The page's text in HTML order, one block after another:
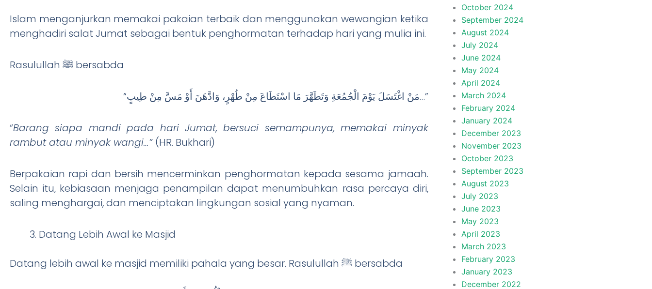
Islam menganjurkan memakai pakaian terbaik dan menggunakan wewangian ketika
menghadiri salat Jumat sebagai bentuk penghormatan terhadap hari yang mulia ini.
Rasulullah ﷺ bersabda
“مَنْ اغْتَسَلَ يَوْمَ الْجُمُعَةِ وَتَطَهَّرَ مَا اسْتَطَاعَ مِنْ طُهْرٍ، وَادَّهَنَ أَوْ مَسَّ مِنْ طِيبٍ…”
“Barang siapa mandi pada hari Jumat, bersuci semampunya, memakai minyak
rambut atau minyak wangi…” (HR. Bukhari)
Berpakaian rapi dan bersih mencerminkan penghormatan kepada sesama jamaah.
Selain itu, kebiasaan menjaga penampilan dapat menumbuhkan rasa percaya diri,
saling menghargai, dan menciptakan lingkungan sosial yang nyaman.
Datang Lebih Awal ke Masjid
Datang lebih awal ke masjid memiliki pahala yang besar. Rasulullah ﷺ bersabda
October 2024
September 2024
August 2024
July 2024
June 2024
May 2024
April 2024
March 2024
February 2024
January 2024
December 2023
November 2023
October 2023
September 2023
August 2023
July 2023
June 2023
May 2023
April 2023
March 2023
February 2023
January 2023
December 2022